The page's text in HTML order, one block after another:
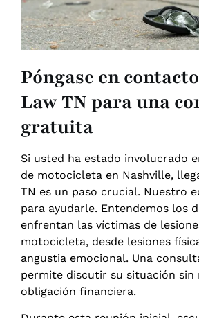
Póngase en
Law TN para una
gratuita
Si usted ha estado involucrado
de motocicleta en Nashville,
TN es un paso crucial. Nuestro
para ayudarle. Entendemos los
enfrentan las víctimas de
motocicleta, desde lesiones
angustia emocional. Una
permite discutir su situación sin
obligación financiera.